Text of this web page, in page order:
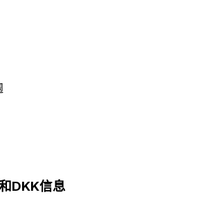
DKK信息